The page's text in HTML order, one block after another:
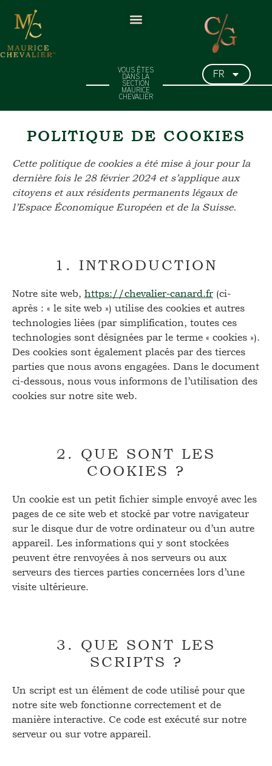
VOUS ÊTES
DANS LA
SECTION
MAURICE
CHEVALIER
FR
POLITIQUE DE COOKIES
Cette politique de cookies a été mise à jour pour la
dernière fois le 28 février 2024 et s’applique aux
citoyens et aux résidents permanents légaux de
l’Espace Économique Européen et de la Suisse.
1. INTRODUCTION
Notre site web, https://chevalier-canard.fr (ci-
après : « le site web ») utilise des cookies et autres
technologies liées (par simplification, toutes ces
technologies sont désignées par le terme « cookies »).
Des cookies sont également placés par des tierces
parties que nous avons engagées. Dans le document
ci-dessous, nous vous informons de l’utilisation des
cookies sur notre site web.
2. QUE SONT LES
COOKIES ?
Un cookie est un petit fichier simple envoyé avec les
pages de ce site web et stocké par votre navigateur
sur le disque dur de votre ordinateur ou d’un autre
appareil. Les informations qui y sont stockées
peuvent être renvoyées à nos serveurs ou aux
serveurs des tierces parties concernées lors d’une
visite ultérieure.
3. QUE SONT LES
SCRIPTS ?
Un script est un élément de code utilisé pour que
notre site web fonctionne correctement et de
manière interactive. Ce code est exécuté sur notre
serveur ou sur votre appareil.